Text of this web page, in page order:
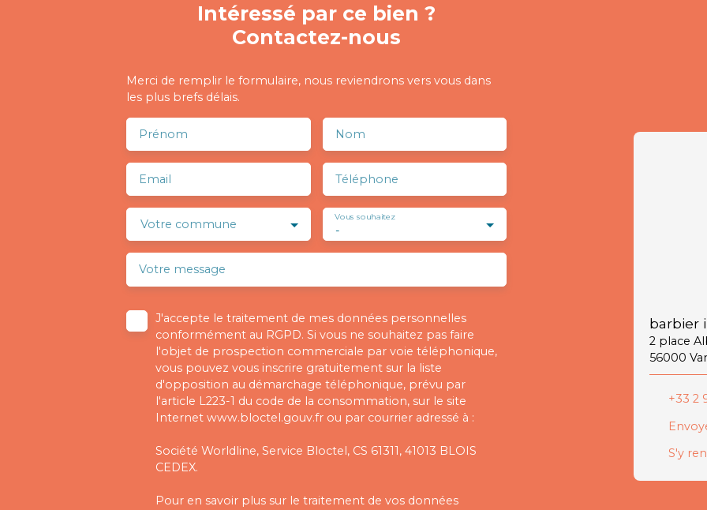
Intéressé par ce bien ?
Contactez-nous
Merci de remplir le formulaire, nous reviendrons vers vous dans
les plus brefs délais.
Prénom Nom
Email Téléphone
Votre commune -
Vous souhaitez
Votre message
J'accepte le traitement de mes données personnelles
conformément au RGPD. Si vous ne souhaitez pas faire
l'objet de prospection commerciale par voie téléphonique,
vous pouvez vous inscrire gratuitement sur la liste
d'opposition au démarchage téléphonique, prévu par
l'article L223-1 du code de la consommation, sur le site
Internet www.bloctel.gouv.fr ou par courrier adressé à :
Société Worldline, Service Bloctel, CS 61311, 41013 BLOIS
CEDEX.
Pour en savoir plus sur le traitement de vos données
barbier
2 place
56000
+33 2
S'y